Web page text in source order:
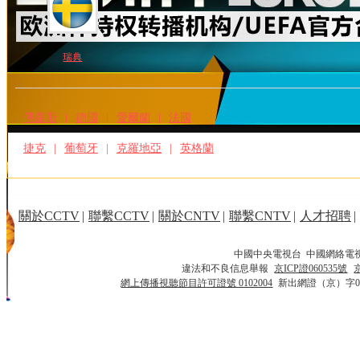
瑞典
俄羅斯 德國 愛爾蘭 法國
捷克 葡萄牙 克羅地亞 英格蘭
關於CCTV | 聯繫CCTV | 關於CNTV | 聯繫CNTV | 人才招聘 |
中國中央電視台 中國網絡電
違法和不良信息舉報 京ICP證060535號
網上傳播視聽節目許可證號 0102004 新出網證（京）字